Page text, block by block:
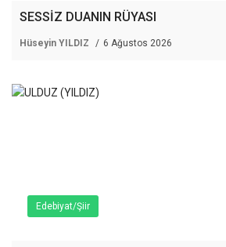
SESSİZ DUANIN RÜYASI
Hüseyin YILDIZ 6 Ağustos 2026
Edebiyat/Şiir